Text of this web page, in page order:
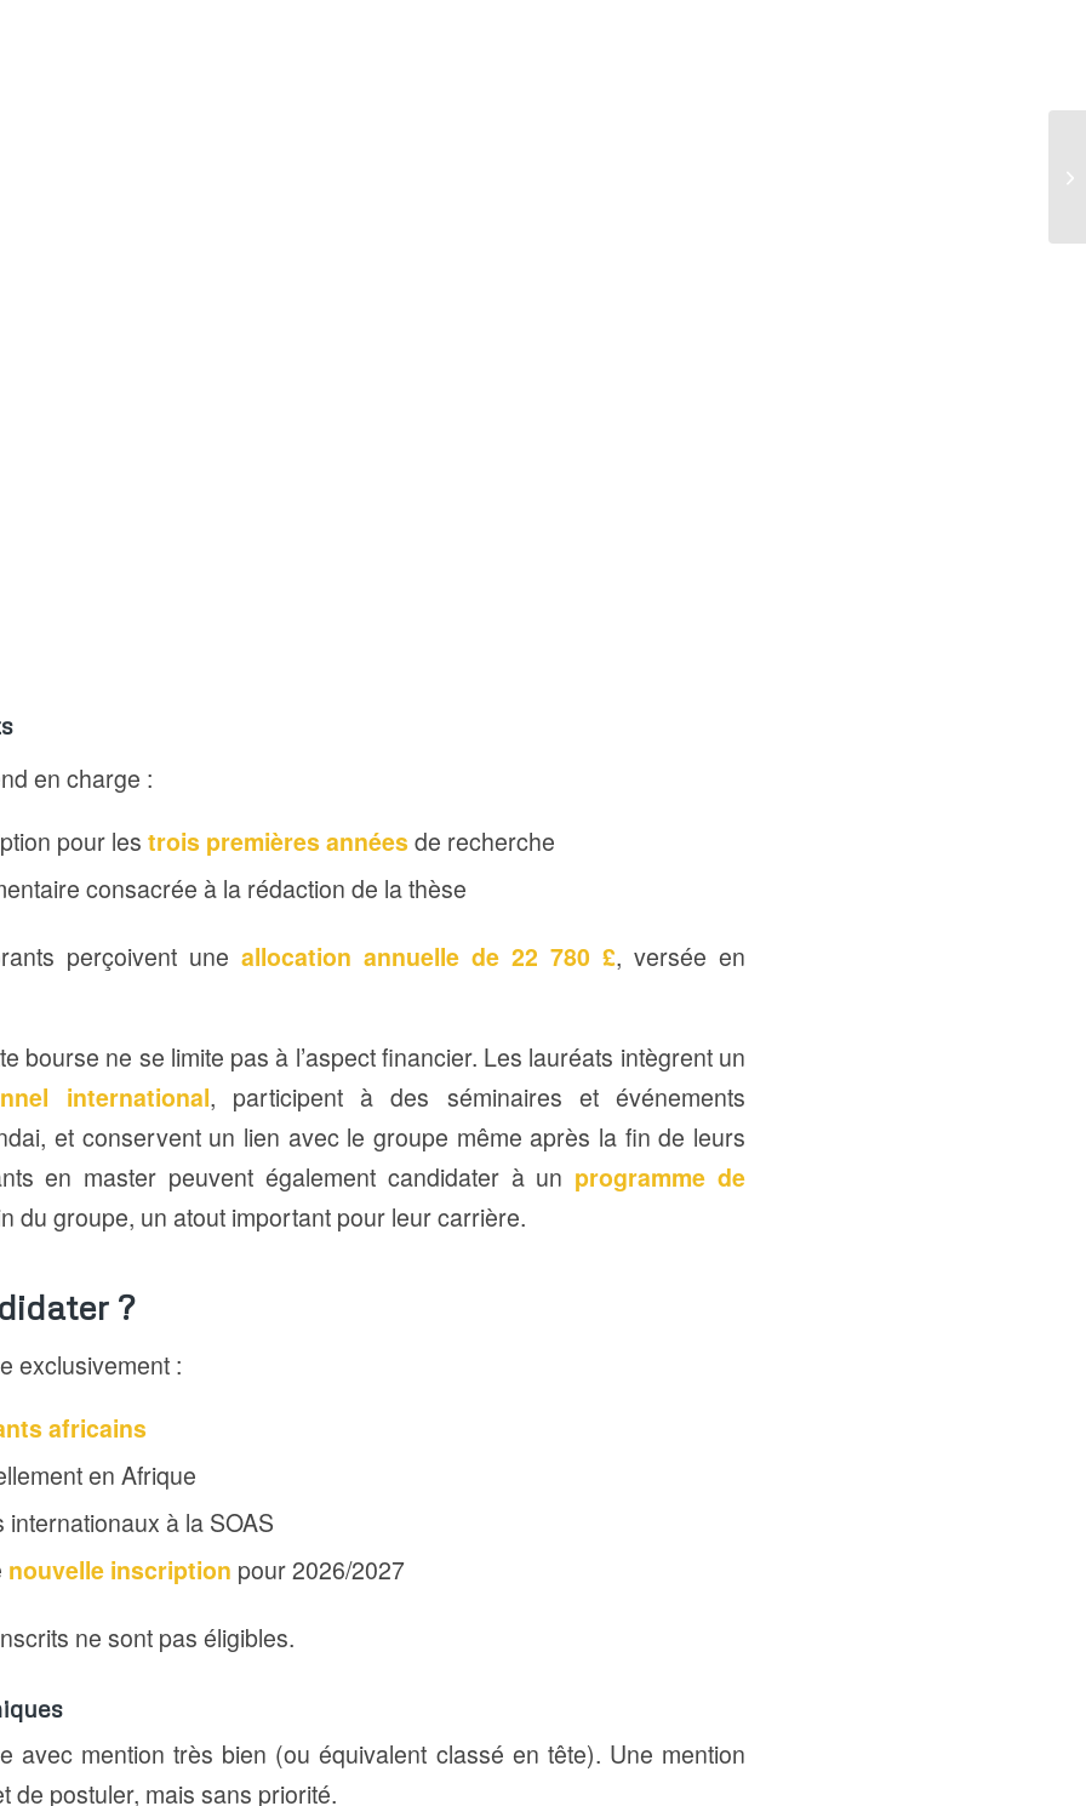
en charge :
pour les trois premières annéesde recherche
consacrée à la rédaction de la thèse
perçoivent une allocation annuelle de 22 780 £, versée en
bourse ne se limite pas à l’aspect financier. Les lauréats intègrent un
international, participent à des séminaires et événements
et conservent un lien avec le groupe même après la fin de leurs
en master peuvent également candidater à un programme de
du groupe, un atout important pour leur carrière.
?
exclusivement :
africains
en Afrique
internationaux à la SOAS
nouvelle inscription pour 2026/2027
ne sont pas éligibles.
avec mention très bien (ou équivalent classé en tête). Une mention
de postuler, mais sans priorité.